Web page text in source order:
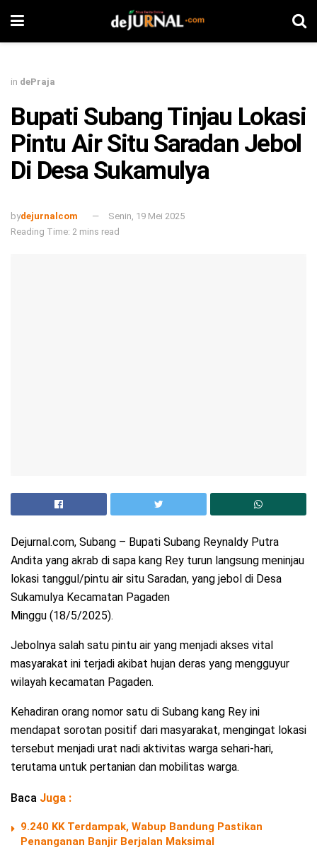
in dePraja
Bupati Subang Tinjau Lokasi
Pintu Air Situ Saradan Jebol
Di Desa Sukamulya
bydejurnalcom
Senin, 19 Mei 2025
Reading Time: 2 mins read
Dejurnal.com, Subang – Bupati Subang Reynaldy Putra
Andita yang akrab di sapa kang Rey turun langsung meninjau
lokasi tanggul/pintu air situ Saradan, yang jebol di Desa
Sukamulya Kecamatan Pagaden
Minggu (18/5/2025).
Jebolnya salah satu pintu air yang menjadi akses vital
masyarakat ini terjadi akibat hujan deras yang mengguyur
wilayah kecamatan Pagaden.
Kehadiran orang nomor satu di Subang kang Rey ini
mendapat sorotan positif dari masyarakat, mengingat lokasi
tersebut menjadi urat nadi aktivitas warga sehari-hari,
terutama untuk pertanian dan mobilitas warga.
Baca Juga :
9.240 KK Terdampak, Wabup Bandung Pastikan
Penanganan Banjir Berjalan Maksimal